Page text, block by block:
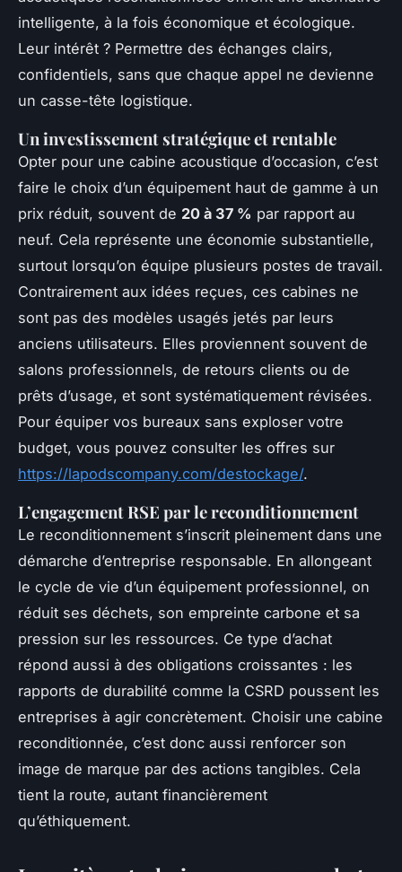
intelligente, à la fois économique et écologique.
Leur intérêt ? Permettre des échanges clairs,
confidentiels, sans que chaque appel ne devienne
un casse-tête logistique.
Un investissement stratégique et rentable
Opter pour une cabine acoustique d’occasion, c’est
faire le choix d’un équipement haut de gamme à un
prix réduit, souvent de 20 à 37 % par rapport au
neuf. Cela représente une économie substantielle,
surtout lorsqu’on équipe plusieurs postes de travail.
Contrairement aux idées reçues, ces cabines ne
sont pas des modèles usagés jetés par leurs
anciens utilisateurs. Elles proviennent souvent de
salons professionnels, de retours clients ou de
prêts d’usage, et sont systématiquement révisées.
Pour équiper vos bureaux sans exploser votre
budget, vous pouvez consulter les offres sur
https://lapodscompany.com/destockage/.
L’engagement RSE par le reconditionnement
Le reconditionnement s’inscrit pleinement dans une
démarche d’entreprise responsable. En allongeant
le cycle de vie d’un équipement professionnel, on
réduit ses déchets, son empreinte carbone et sa
pression sur les ressources. Ce type d’achat
répond aussi à des obligations croissantes : les
rapports de durabilité comme la CSRD poussent les
entreprises à agir concrètement. Choisir une cabine
reconditionnée, c’est donc aussi renforcer son
image de marque par des actions tangibles. Cela
tient la route, autant financièrement
qu’éthiquement.